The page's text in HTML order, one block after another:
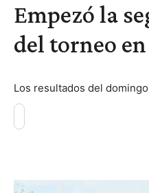
Empezó la
del torneo
Los resultados del